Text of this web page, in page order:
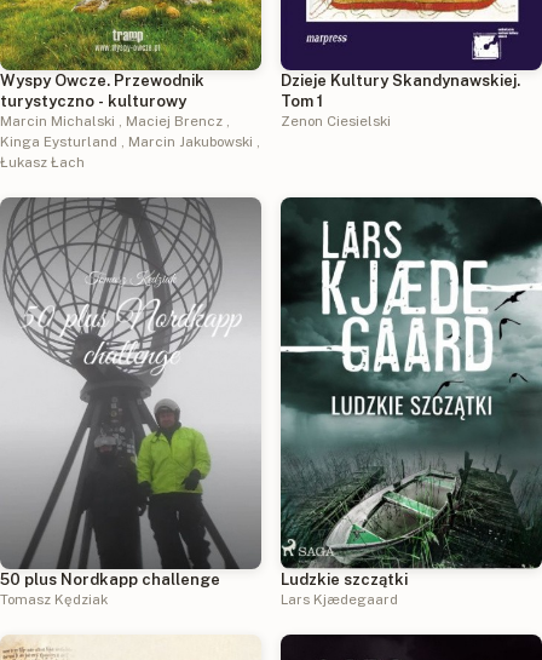
Wyspy Owcze. Przewodnik
turystyczno - kulturowy
Marcin Michalski , Maciej Brencz ,
Kinga Eysturland , Marcin Jakubowski ,
Łukasz Łach
Dzieje Kultury Skandynawskiej.
Tom 1
Zenon Ciesielski
50 plus Nordkapp challenge
Tomasz Kędziak
Ludzkie szczątki
Lars Kjædegaard